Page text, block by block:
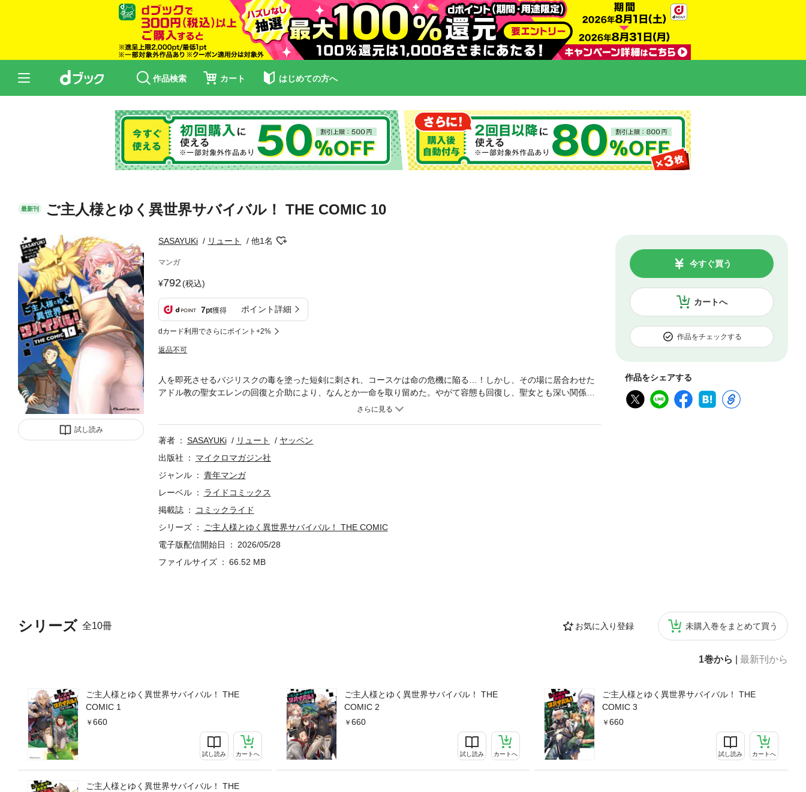
作品検索 カート はじめての方へ
最新刊 ご主人様とゆく異世界サバイバル！ THE COMIC 10
試し読み
SASAYUKi リュート 他1名
マンガ
792(税込)
7pt獲得 ポイント詳細
dカード利用でさらにポイント+2%
返品不可
カートへ
今すぐ買う
作品をチェックする
作品をシェアする
シリーズ 全10冊 お気に入り登録 未購入巻をまとめて買う
1巻から 最新刊から
ご主人様とゆく異世界サバイバル！ THE
COMIC 1
660
試し読み カートへ
ご主人様とゆく異世界サバイバル！ THE
COMIC 2
660
試し読み カートへ
ご主人様とゆく異世界サバイバル！ THE
COMIC 3
660
試し読み カートへ
ご主人様とゆく異世界サバイバル！ THE
人を即死させるバジリスクの毒を塗った短剣に刺され、コースケは命の危機に陥る…！しかし、その場に居合わせた
アドル教の聖女エレンの回復と介助により、なんとか一命を取り留めた。やがて容態も回復し、聖女とも深い関係を
築いたコースケは帰還へ向けて動き出す――。その矢先、救出に訪れたメルティと運よく再会し二人で死の山脈を越
著者
SASAYUKi リュート
ヤッペン
出版社
マイクロマガジン社
ジャンル
青年マンガ
レーベル
ライドコミックス
掲載誌
コミックライド
シリーズ
ご主人様とゆく異世界サバイバル！ THE COMIC
電子版配信開始日
2026/05/28
ファイルサイズ
66.52 MB